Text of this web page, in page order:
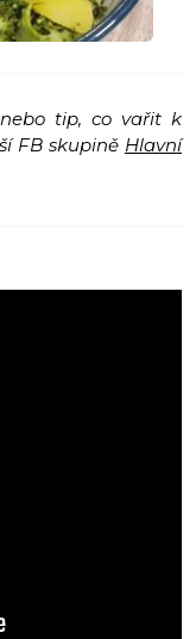
tip, co vařit k
FB skupině Hlavní